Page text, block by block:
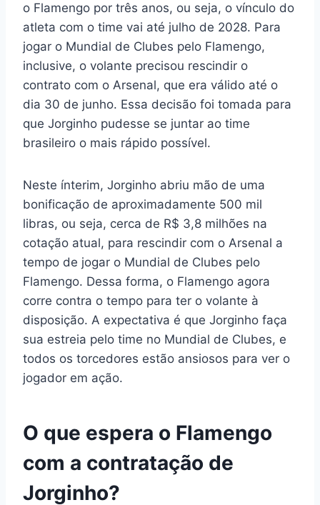
o Flamengo por três anos, ou seja, o vínculo do
atleta com o time vai até julho de 2028. Para
jogar o Mundial de Clubes pelo Flamengo,
inclusive, o volante precisou rescindir o
contrato com o Arsenal, que era válido até o
dia 30 de junho. Essa decisão foi tomada para
que Jorginho pudesse se juntar ao time
brasileiro o mais rápido possível.
Neste ínterim, Jorginho abriu mão de uma
bonificação de aproximadamente 500 mil
libras, ou seja, cerca de R$ 3,8 milhões na
cotação atual, para rescindir com o Arsenal a
tempo de jogar o Mundial de Clubes pelo
Flamengo. Dessa forma, o Flamengo agora
corre contra o tempo para ter o volante à
disposição. A expectativa é que Jorginho faça
sua estreia pelo time no Mundial de Clubes, e
todos os torcedores estão ansiosos para ver o
jogador em ação.
O que espera o Flamengo
com a contratação de
Jorginho?